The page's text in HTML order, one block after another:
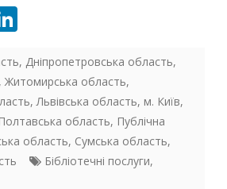
k
e
dI
n
, Дніпропетровська область,
, Житомирська область,
, Львівська область, м. Київ,
Полтавська область, Публічна
область, Сумська область,
Бібліотечні послуги,